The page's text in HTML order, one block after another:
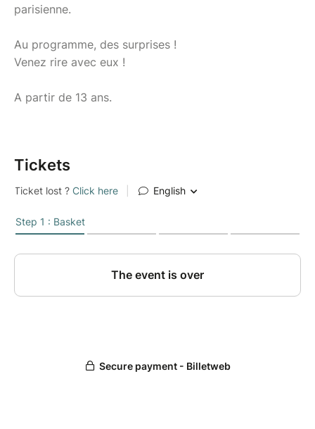
parisienne.
Au programme, des surprises !
Venez rire avec eux !
A partir de 13 ans.
Tickets